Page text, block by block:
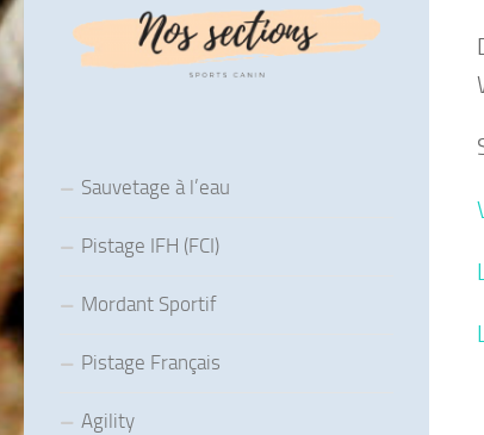
Sauvetage à l’eau
Pistage IFH (FCI)
Mordant Sportif
Pistage Français
Agility